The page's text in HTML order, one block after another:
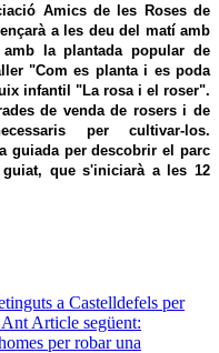
Amics de les Roses de
a les deu del matí amb
la plantada popular de
"Com es planta i es poda
infantil "La rosa i el roser".
de venda de rosers i de
per cultivar-los.
guiada per descobrir el parc
que s'iniciarà a les 12
a Castelldefels per
Ant Article següent:
per robar una